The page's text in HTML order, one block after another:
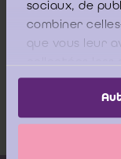
sociaux, de
combiner
que vous leur
services.